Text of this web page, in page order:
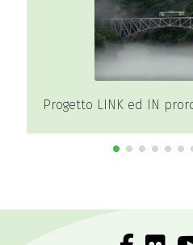
Master Promotori